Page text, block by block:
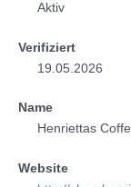
Aktiv
Verifiziert
19.05.2026
Name
Henriettas
Website